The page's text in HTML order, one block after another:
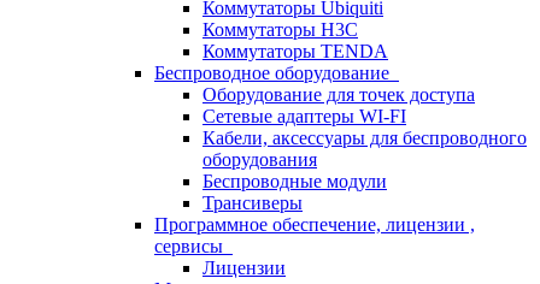
Коммутаторы Ubiquiti
Коммутаторы H3C
Коммутаторы TENDA
Беспроводное оборудование
Оборудование для точек доступа
Сетевые адаптеры WI-FI
Кабели, аксессуары для беспроводного
оборудования
Беспроводные модули
Трансиверы
Программное обеспечение, лицензии ,
сервисы
Лицензии